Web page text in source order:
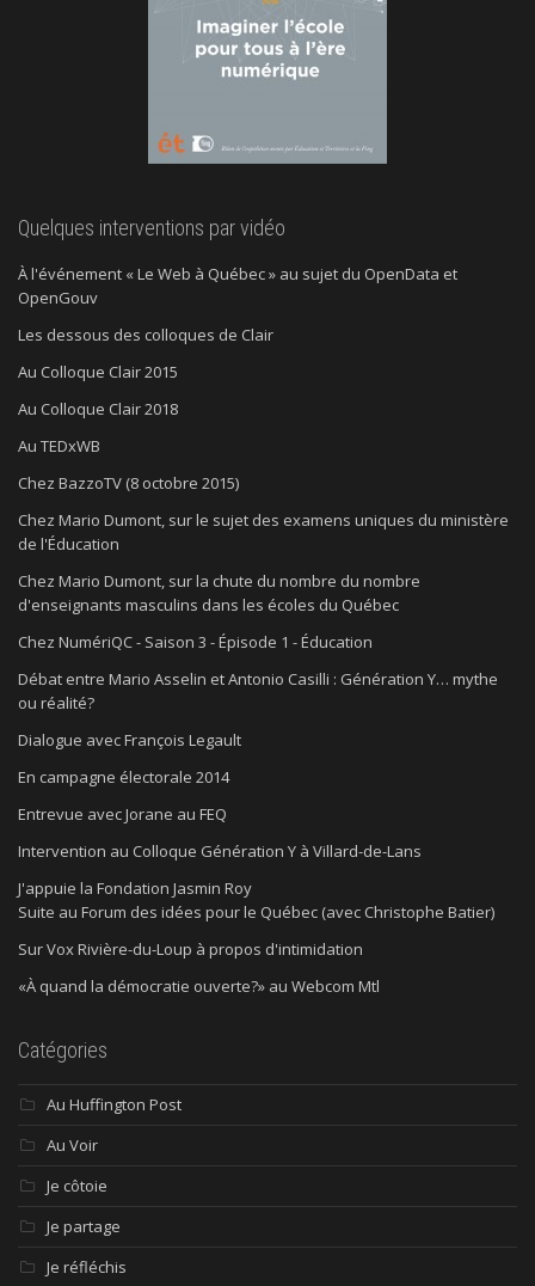
Quelques interventions par vidéo
À l'événement « Le Web à Québec » au sujet du OpenData et
OpenGouv
Les dessous des colloques de Clair
Au Colloque Clair 2015
Au Colloque Clair 2018
Au TEDxWB
Chez BazzoTV (8 octobre 2015)
Chez Mario Dumont, sur le sujet des examens uniques du ministère
de l'Éducation
Chez Mario Dumont, sur la chute du nombre du nombre
d'enseignants masculins dans les écoles du Québec
Chez NumériQC - Saison 3 - Épisode 1 - Éducation
Débat entre Mario Asselin et Antonio Casilli : Génération Y… mythe
ou réalité?
Dialogue avec François Legault
En campagne électorale 2014
Entrevue avec Jorane au FEQ
Intervention au Colloque Génération Y à Villard-de-Lans
J'appuie la Fondation Jasmin Roy
Suite au Forum des idées pour le Québec (avec Christophe Batier)
Sur Vox Rivière-du-Loup à propos d'intimidation
«À quand la démocratie ouverte?» au Webcom Mtl
Catégories
Au Huffington Post
Au Voir
Je côtoie
Je partage
Je réfléchis